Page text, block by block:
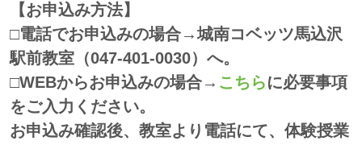
【お申込み方法】
□電話でお申込みの場合→城南コベッツ馬込沢
駅前教室（047-401-0030）へ。
□WEBからお申込みの場合→ こちらに必要事項
をご入力ください。
お申込み確認後、教室より電話にて、体験授業